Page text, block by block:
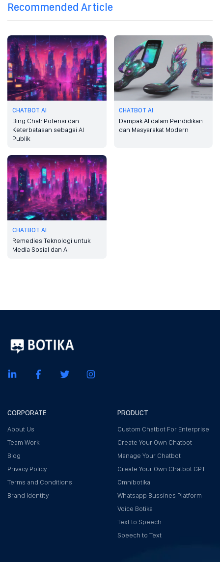
Recommended Article
CHATBOT AI
Bing Chat: Potensi dan
Keterbatasan sebagai AI
Publik
CHATBOT AI
Dampak AI dalam Pendidikan
dan Masyarakat Modern
CHATBOT AI
Remedies Teknologi untuk
Media Sosial dan AI
CORPORATE
About Us
Team Work
Blog
Privacy Policy
Terms and Conditions
Brand Identity
PRODUCT
Custom Chatbot For Enterprise
Create Your Own Chatbot
Manage Your Chatbot
Create Your Own Chatbot GPT
Omnibotika
Whatsapp Bussines Platform
Voice Botika
Text to Speech
Speech to Text